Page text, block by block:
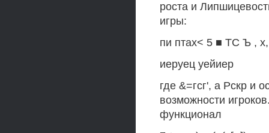
роста и
игры:
пи птах< 5 ■ ТС Ъ ,
иеруец уейиер
где &=гсг', а Рскр и
возможности
функционал